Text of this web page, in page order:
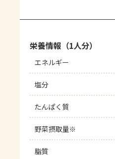
栄養情報（1人分）
エネルギー
塩分
たんぱく質
野菜摂取量※
脂質